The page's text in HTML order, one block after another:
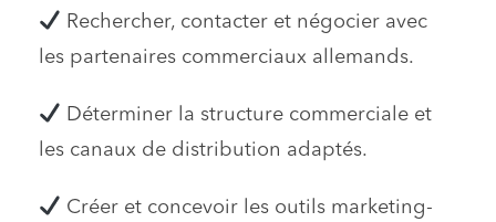
Rechercher, contacter et négocier avec
les partenaires commerciaux allemands.
Déterminer la structure commerciale et
les canaux de distribution adaptés.
Créer et concevoir les outils marketing-